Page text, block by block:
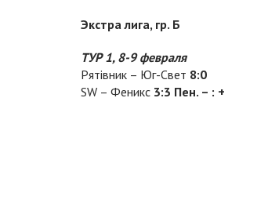
Экстра лига, гр. Б
ТУР 1, 8-9 февраля
Рятівник – Юг-Свет 8:0
SW – Феникс 3:3 Пен. – : +